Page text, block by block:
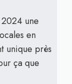
une
en
unique près
ça que